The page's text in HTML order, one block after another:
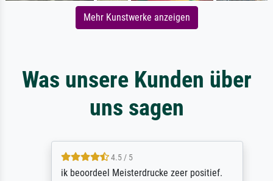
Mehr Kunstwerke anzeigen
Was unsere Kunden über
uns sagen
4.5 / 5
ik beoordeel Meisterdrucke zeer positief.